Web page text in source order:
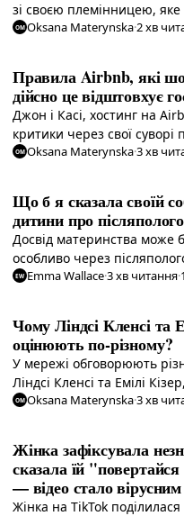
зі своєю племінницею, яке
неоднозначну реакцію в
OM Oksana Materynska·2хв
Правила Airbnb, які
дійсно це відштовхує
Джон і Касі, хостинг на
критики через свої суворі
коментарі про гостей. Чи
OM Oksana Materynska·3хв
Що б я сказала своїй
дитини про
Досвід материнства може
особливо через
Досліджуємо важливі
EW Emma Wallace·3хв читання·
Чому Ліндсі Кленсі та
оцінюють по-різному?
У мережі обговорюють
Ліндсі Кленсі та Емілі
у трагедіях. Чому одна з
OM Oksana Materynska·3хв
Жінка зафіксувала
сказала їй
— відео стало вірусним
Жінка на TikTok